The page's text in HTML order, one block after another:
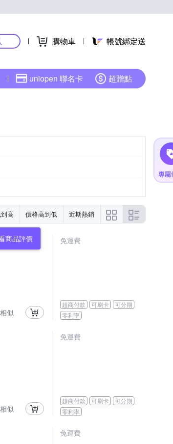
購物車 帳號綁定送
uniopen 聯名卡 超贈點
高 價格高到低 近期熱銷
商品評價
似
免運費
超商付款 可刷卡
可分期
零利率
似
免運費
超商付款 可刷卡
可分期
零利率
免運費